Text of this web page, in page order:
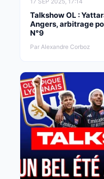
Talkshow OL :
Angers, arbitrage
N°9
Par Alexandre Corboz